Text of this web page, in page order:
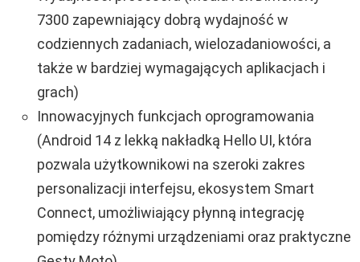
7300 zapewniający dobrą wydajność w
codziennych zadaniach, wielozadaniowości, a
także w bardziej wymagających aplikacjach i
grach)
Innowacyjnych funkcjach oprogramowania
(Android 14 z lekką nakładką Hello UI, która
pozwala użytkownikowi na szeroki zakres
personalizacji interfejsu, ekosystem Smart
Connect, umożliwiający płynną integrację
pomiędzy różnymi urządzeniami oraz praktyczne